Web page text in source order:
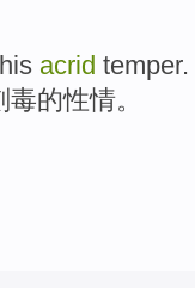
his acrid temper.
毒的性情。